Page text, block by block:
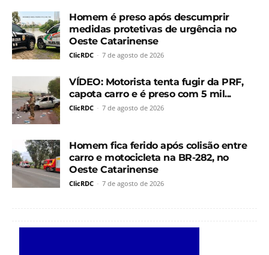
Homem é preso após descumprir
medidas protetivas de urgência no
Oeste Catarinense
ClicRDC - 7 de agosto de 2026
VÍDEO: Motorista tenta fugir da PRF,
capota carro e é preso com 5 mil...
ClicRDC - 7 de agosto de 2026
Homem fica ferido após colisão entre
carro e motocicleta na BR-282, no
Oeste Catarinense
ClicRDC - 7 de agosto de 2026